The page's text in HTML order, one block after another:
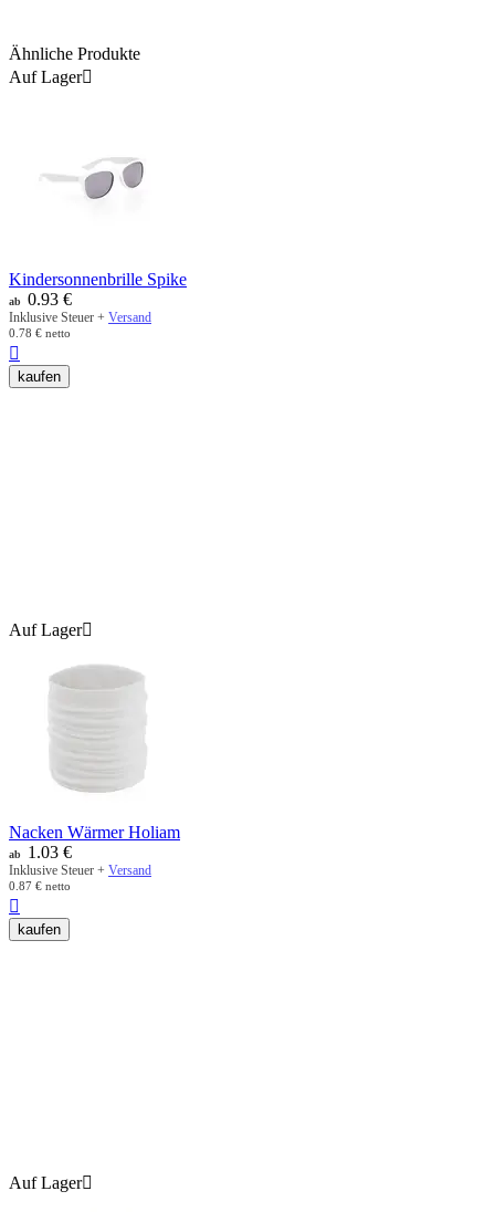
Ähnliche Produkte
Auf Lager
Kindersonnenbrille Spike
ab 0.93 €
Inklusive Steuer + Versand
0.78 € netto

kaufen
Auf Lager
Nacken Wärmer Holiam
ab 1.03 €
Inklusive Steuer + Versand
0.87 € netto

kaufen
Auf Lager